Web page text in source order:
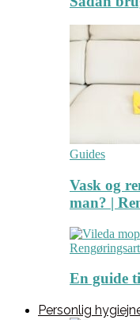
Guides
Vask og
man? |
En guide
Personlig